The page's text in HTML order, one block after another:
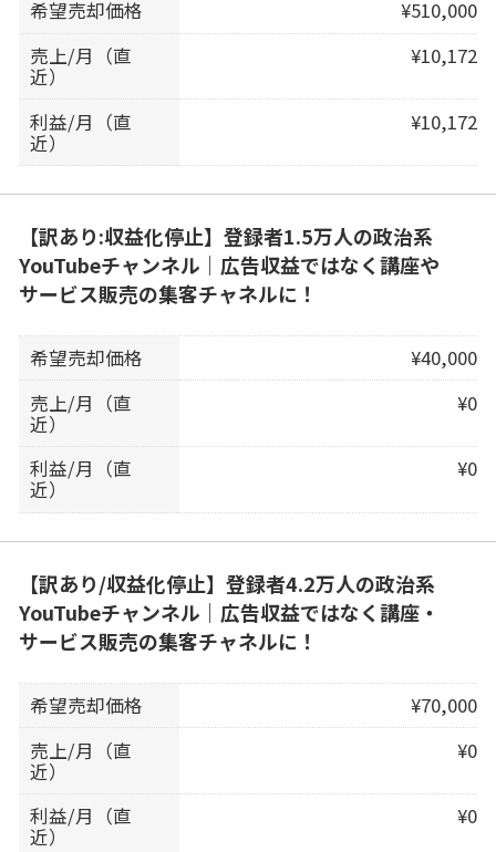
希望売却価格
¥510,000
売上/月（直
近）
¥10,172
利益/月（直
近）
¥10,172
【訳あり:収益化停止】登録者1.5万人の政治系
YouTubeチャンネル｜広告収益ではなく講座や
サービス販売の集客チャネルに！
希望売却価格
¥40,000
売上/月（直
近）
¥0
利益/月（直
近）
¥0
【訳あり/収益化停止】登録者4.2万人の政治系
YouTubeチャンネル｜広告収益ではなく講座・
サービス販売の集客チャネルに！
希望売却価格
¥70,000
売上/月（直
近）
¥0
利益/月（直
近）
¥0